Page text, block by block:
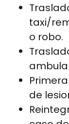
taxi/
o robo.
de